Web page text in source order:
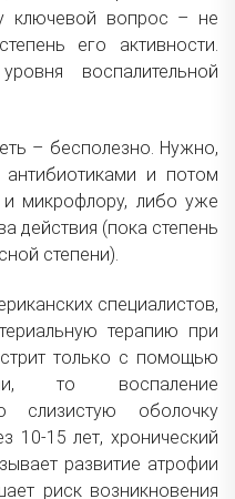
ключевой вопрос – не
его активности.
воспалительной
– бесполезно. Нужно,
и потом
и микрофлору, либо уже
действия (пока степень
степени).
специалистов,
терапию при
только с помощью
то воспаление
слизистую оболочку
10-15 лет, хронический
развитие атрофии
риск возникновения